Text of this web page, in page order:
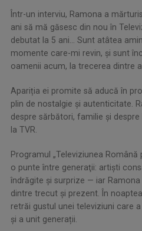
Într-un interviu, Ramona a
ani să mă găsesc din nou în
debutat la 5 ani… Sunt atâtea
momente care-mi revin, și sunt
oamenii acum, la trecerea dintre
Apariția ei promite să aducă în
plin de nostalgie și autenticitate.
despre sărbători, familie și
la TVR.
Programul „Televiziunea Română
o punte între generaţii: artiști
îndrăgite și surprize — iar
dintre trecut și prezent. În
retrăi gustul unei televiziuni care
și a unit generații.